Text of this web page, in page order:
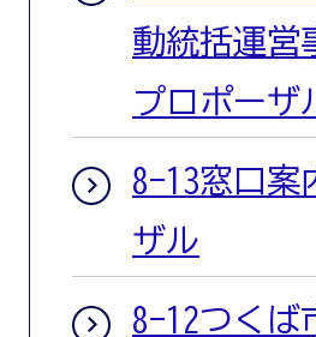
動統括運営
プロポーザ
8-13窓口案
ザル
8-12つくば